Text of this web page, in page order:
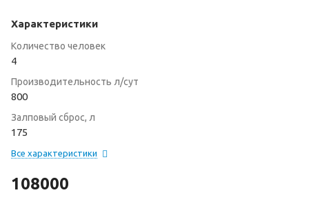
Характеристики
Количество человек
4
Производительность л/сут
800
Залповый сброс, л
175
Все характеристики
108000